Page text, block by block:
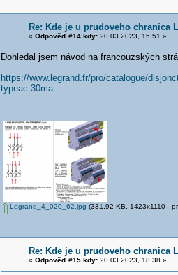
Re: Kde je u prudoveho chranica
« Odpověď #14 kdy:20.03.2023, 15:51 »
Dohledal jsem návod na francouzských
https://www.legrand.fr/pro/catalogue/
typeac-30ma
Legrand_4_020_62.jpg (331.92 KB, 1423x1110 -
Re: Kde je u prudoveho chranica
« Odpověď #15 kdy:20.03.2023, 18:38 »